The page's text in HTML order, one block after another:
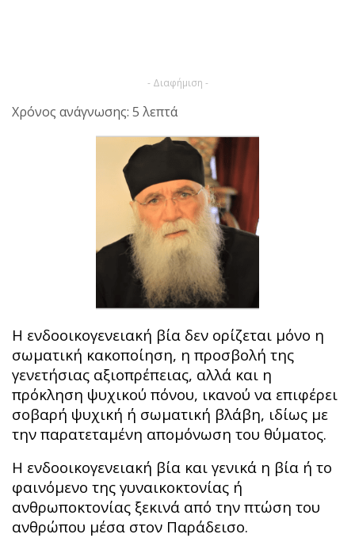
- Διαφήμιση -
Χρόνος ανάγνωσης: 5 λεπτά
Η ενδοοικογενειακή βία δεν ορίζεται μόνο η
σωματική κακοποίηση, η προσβολή της
γενετήσιας αξιοπρέπειας, αλλά και η
πρόκληση ψυχικού πόνου, ικανού να επιφέρει
σοβαρή ψυχική ή σωματική βλάβη, ιδίως με
την παρατεταμένη απομόνωση του θύματος.
Η ενδοοικογενειακή βία και γενικά η βία ή το
φαινόμενο της γυναικοκτονίας ή
ανθρωποκτονίας ξεκινά από την πτώση του
ανθρώπου μέσα στον Παράδεισο.